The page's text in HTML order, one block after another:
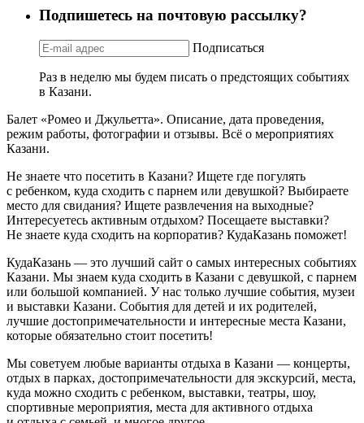
Подпишетесь на почтовую рассылку?
Подписаться
Раз в неделю мы будем писать о предстоящих событиях
в Казани.
Балет «Ромео и Джульетта». Описание, дата проведения,
режим работы, фотографии и отзывы. Всё о мероприятиях
Казани.
Не знаете что посетить в Казани? Ищете где погулять
с ребенком, куда сходить с парнем или девушкой? Выбираете
место для свидания? Ищете развлечения на выходные?
Интересуетесь активным отдыхом? Посещаете выставки?
Не знаете куда сходить на корпоратив? КудаКазань поможет!
КудаКазань — это лучший сайт о самых интересных событиях
Казани. Мы знаем куда сходить в Казани с девушкой, с парнем
или большой компанией. У нас только лучшие события, музеи
и выставки Казани. События для детей и их родителей,
лучшие достопримечательности и интересные места Казани,
которые обязательно стоит посетить!
Мы советуем любые варианты отдыха в Казани — концерты,
отдых в парках, достопримечательности для экскурсий, места,
куда можно сходить с ребенком, выставки, театры, шоу,
спортивные мероприятия, места для активного отдыха